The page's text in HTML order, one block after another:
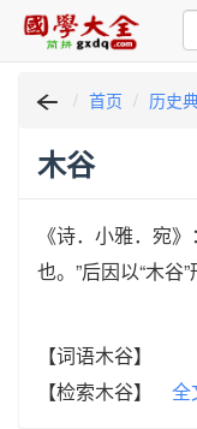
首页 历史
木谷
《诗．小雅．宛
也。”后因以“木谷
【词语木谷】
【检索木谷】 全